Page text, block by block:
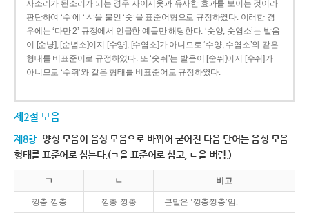
사소리가 된소리가 되는 경우 사이시옷과 유사한 효과를 보이는 것이라
판단하여 ‘수’에 ‘ㅅ’을 붙인 ‘숫’을 표준어형으로 규정하였다. 이러한 경
우에는 ‘다만 2’ 규정에서 언급한 예들만 해당한다. ‘숫양, 숫염소’는 발음
이 [순냥], [순념소]이지 [수양], [수염소]가 아니므로 ‘수양, 수염소’와 같은
형태를 비표준어로 규정하였다. 또 ‘숫쥐’는 발음이 [숟쮜]이지 [수쥐]가
아니므로 ‘수쥐’와 같은 형태를 비표준어로 규정하였다.
제2절 모음
제8항 양성 모음이 음성 모음으로 바뀌어 굳어진 다음 단어는 음성 모음
형태를 표준어로 삼는다.(ㄱ을 표준어로 삼고, ㄴ을 버림.)
ㄱ ㄴ 비고
깡충-깡충 깡총-깡총 큰말은 ‘껑충껑충’임.